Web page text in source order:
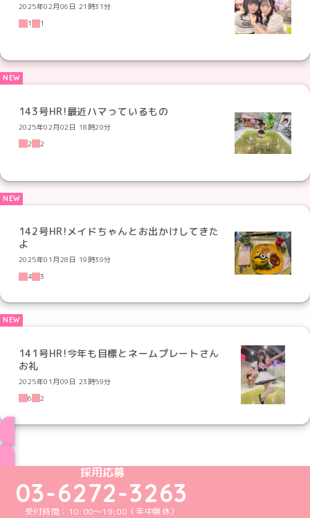
2025年02月06日 21時31分
1
1
143号HR!最近ハマっているもの
2025年02月02日 18時20分
2
2
142号HR!メイドちゃんとお出かけしてきた
よ
2025年01月28日 19時39分
4
3
141号HR!今年も目標とネームプレートさん
お礼
2025年01月09日 23時59分
6
2
めいどりーみんTikTok公式アカウント
めいどりーみんX公式アカウント
めいどりーみんInstagram公式アカウント
めいどりーみんFacebook公式アカウン
めいどりーみんYouTube公式アカ
採用応募
03-6272-3263
受付時間：10:00～19:00（年中無休）